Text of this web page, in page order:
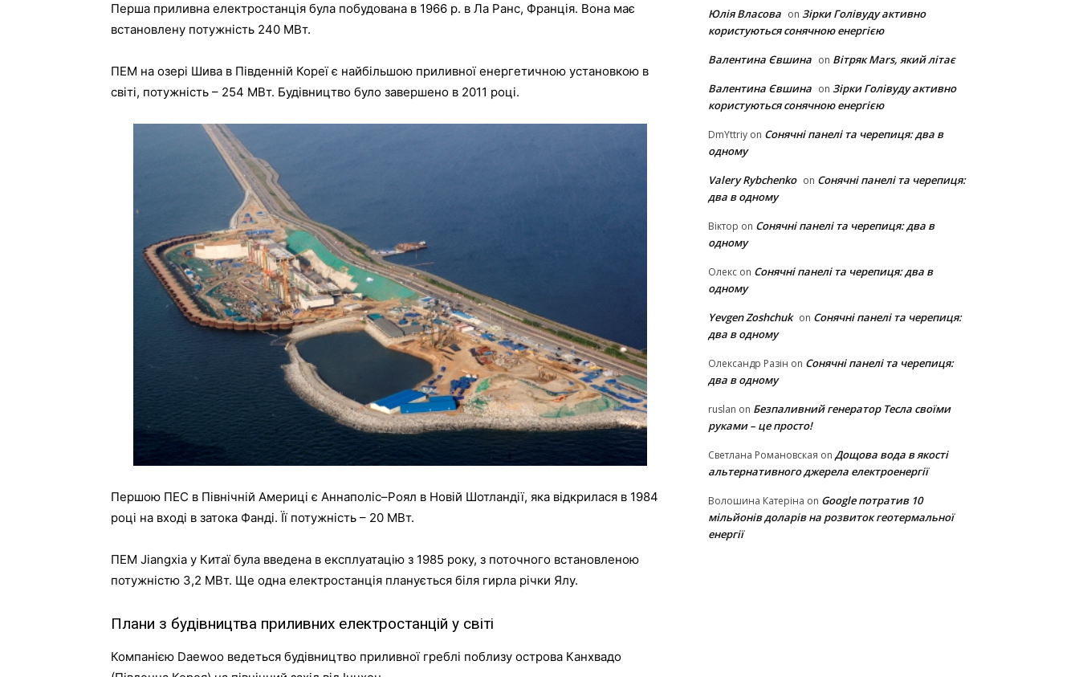
Перша приливна електростанція була побудована в 1966 р. в Ла Ранс, Франція. Вона має
встановлену потужність 240 МВт.
ПЕМ на озері Шива в Південній Кореї є найбільшою приливної енергетичною установкою в
світі, потужність – 254 МВт. Будівництво було завершено в 2011 році.
Першою ПЕС в Північній Америці є Аннаполіс–Роял в Новій Шотландії, яка відкрилася в 1984
році на вході в затока Фанді.Її потужність – 20 МВт.
ПЕМ Jiangxia у Китаї була введена в експлуатацію з 1985 року, з поточного встановленою
потужністю 3,2 МВт. Ще одна електростанція планується біля гирла річки Ялу.
Плани з будівництва приливних електростанцій у світі
Компанією Daewoo ведеться будівництво приливної греблі поблизу острова Канхвадо
Юлія Власова on Зірки Голівуду активно
користуються сонячною енергією
Валентина Євшина on Вітряк Mars, який літає
Валентина Євшина on Зірки Голівуду активно
користуються сонячною енергією
DmYttriy on Сонячні панелі та черепиця: два в
одному
Valery Rybchenko on Сонячні панелі та черепиця:
два в одному
Віктор on Сонячні панелі та черепиця: два в
одному
Олекс on Сонячні панелі та черепиця: два в
одному
Yevgen Zoshchuk on Сонячні панелі та черепиця:
два в одному
Олександр Разін on Сонячні панелі та черепиця:
два в одному
ruslan on Безпаливний генератор Тесла своїми
руками – це просто!
Светлана Романовская on Дощова вода в якості
альтернативного джерела електроенергії
Волошина Катеріна on Google потратив 10
мільйонів доларів на розвиток геотермальної
енергії